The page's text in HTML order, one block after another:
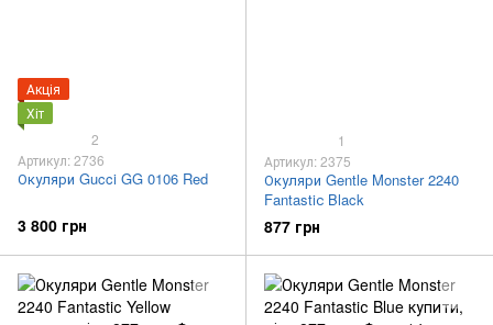
Акція
Хіт
2
Артикул: 2736
Окуляри Gucci GG 0106 Red
3 800 грн
1
Артикул: 2375
Окуляри Gentle Monster 2240
Fantastiс Black
877 грн